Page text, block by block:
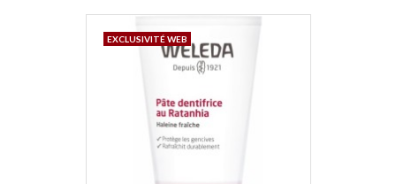
EXCLUSIVITÉ WEB